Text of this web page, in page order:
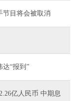
节目将会被取消
“报到”
亿人民币 中期息